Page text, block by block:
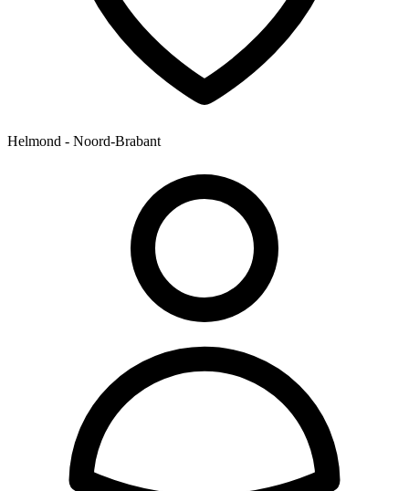
Helmond - Noord-Brabant